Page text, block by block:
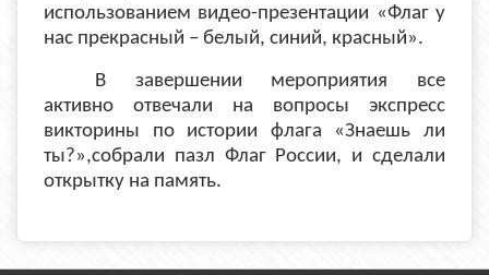
использованием видео-презентации «Флаг у
нас прекрасный – белый, синий, красный».
В завершении мероприятия все
активно отвечали на вопросы экспресс
викторины по истории флага «Знаешь ли
ты?»,собрали пазл Флаг России, и сделали
открытку на память.